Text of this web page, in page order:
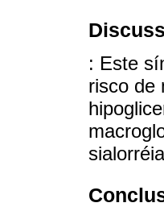
: Este
risco de